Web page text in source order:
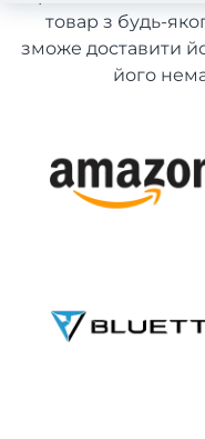
товар з будь-
зможе доставити
його